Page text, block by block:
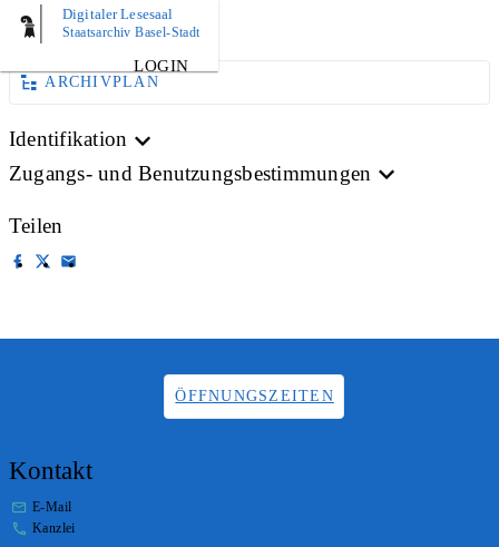
Digitaler Lesesaal
Staatsarchiv Basel-Stadt
LOGIN
AKTE
ARCHIVPLAN
Identifikation
Zugangs- und Benutzungsbestimmungen
Teilen
ÖFFNUNGSZEITEN
Kontakt
E-Mail
Kanzlei